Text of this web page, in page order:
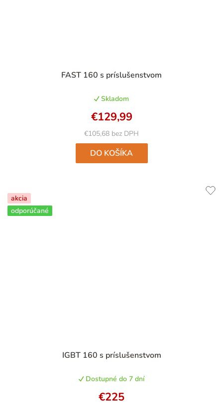
FAST 160 s príslušenstvom
hodnotenie
je
4,9
z
5
hviezdičiek.
Skladom
€105,68 bez DPH
€129,99
DO KOŠÍKA
akcia
odporúčané
IGBT 160 s príslušenstvom
hodnotenie
je
4,9
z
Dostupné do 7 dní
€225